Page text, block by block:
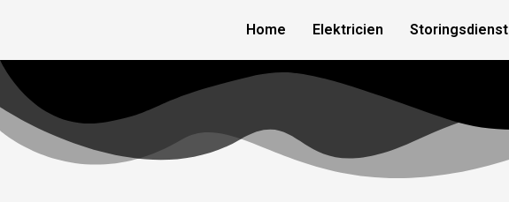
Home Elektricien Storingsdienst